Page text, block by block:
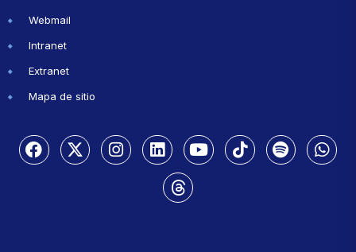
Webmail
Intranet
Extranet
Mapa de sitio